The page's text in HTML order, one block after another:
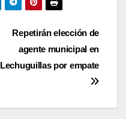
Repetirán elección de
agente municipal en
Lechuguillas por empate